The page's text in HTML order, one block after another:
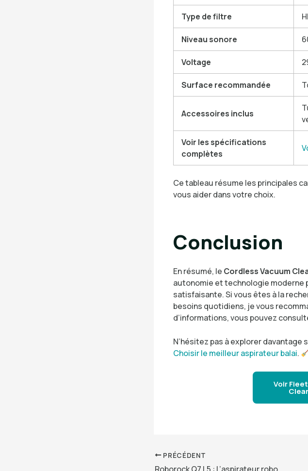
Type de filtre
Niveau sonore
Voltage
Surface recommandée
Accessoires inclus
Voir les spécifications
complètes
Ce tableau résume les principales
vous aider dans votre choix.
Conclusion
En résumé, le Cordless Vacuum
autonomie et technologie moderne
satisfaisante. Si vous êtes à la
besoins quotidiens, je vous
d’informations, vous pouvez
N’hésitez pas à explorer davantage
Choisir le meilleur aspirateur balai.
Voir
PRÉCÉDENT